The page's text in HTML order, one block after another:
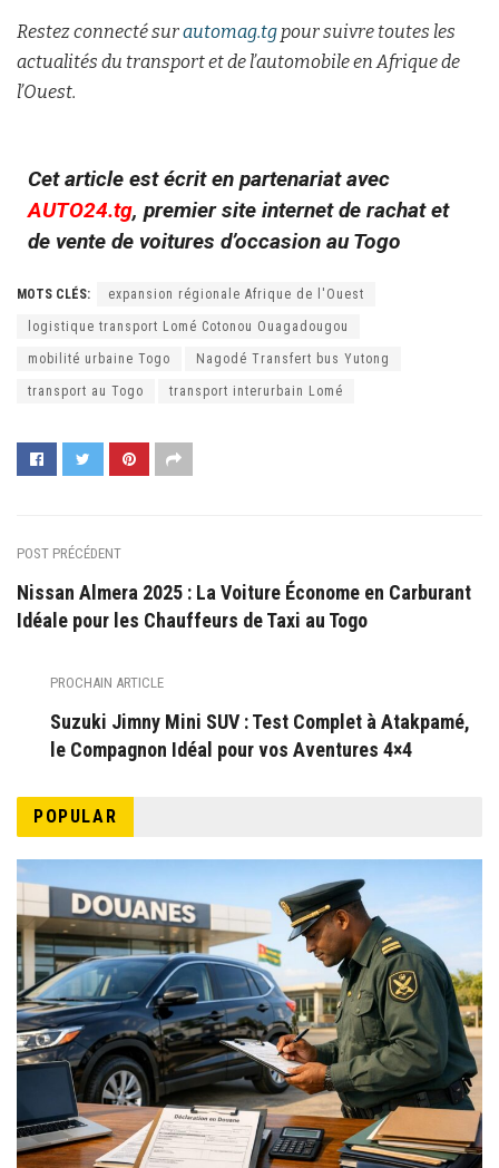
Restez connecté surautomag.tg pour suivre toutes les
actualités du transport et de l’automobile en Afrique de
l’Ouest.
Cet article est écrit en partenariat avec
AUTO24.tg, premier site internet de rachat et
de vente de voitures d’occasion au Togo
MOTS CLÉS: expansion régionale Afrique de l'Ouest
logistique transport Lomé Cotonou Ouagadougou
mobilité urbaine Togo Nagodé Transfert bus Yutong
transport au Togo transport interurbain Lomé
POST PRÉCÉDENT
Nissan Almera 2025 : La Voiture Économe en Carburant
Idéale pour les Chauffeurs de Taxi au Togo
PROCHAIN ARTICLE
Suzuki Jimny Mini SUV : Test Complet à Atakpamé,
le Compagnon Idéal pour vos Aventures 4×4
POPULAR